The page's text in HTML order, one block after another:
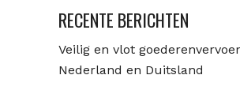
RECENTE BERICHTEN
Veilig en vlot
Nederland en Duitsland